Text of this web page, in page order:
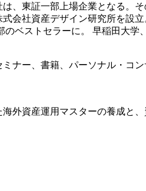
、東証一部上場企業となる。
会社資産デザイン研究所を設
ベストセラーに。 早稲田大
ナー、書籍、パーソナル・コ
外資産運用マスターの養成と